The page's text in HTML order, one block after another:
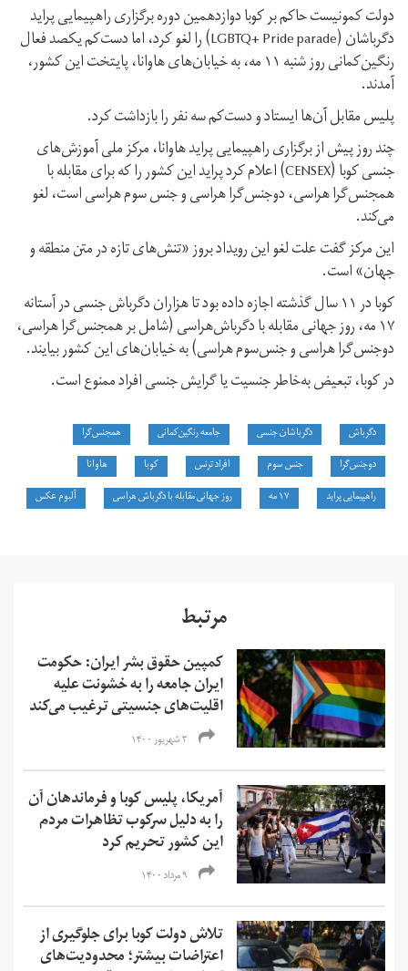
دولت کمونیست حاکم بر کوبا دوازدهمین دوره برگزاری راهپیمایی پراید
دگرباشان (LGBTQ+ Pride parade) را لغو کرد، اما دست‌کم یکصد فعال
رنگین‌کمانی روز شنبه ۱۱ مه، به خیابان‌های هاوانا، پایتخت این کشور،
آمدند.
پلیس مقابل آن‌ها ایستاد و دست‌کم سه نفر را بازداشت کرد.
چند روز پیش از برگزاری راهپیمایی پراید هاوانا، مرکز ملی آموزش‌های
جنسی کوبا (CENSEX) اعلام کرد پراید این کشور را که برای مقابله با
همجنس‌گرا هراسی، دوجنس‌گرا هراسی و جنس‌ سوم هراسی است، لغو
می‌کند.
این مرکز گفت علت لغو این رویداد بروز «تنش‌های تازه در متن منطقه‌ و
جهان» است.
کوبا در ۱۱ سال گذشته اجازه داده بود تا هزاران دگرباش جنسی در آستانه
۱۷ مه، روز جهانی مقابله با دگرباش‌‌هراسی (شامل بر همجنس‌گرا هراسی،
دوجنس‌گرا هراسی و جنس‌سوم هراسی) به خیابان‌های این کشور بیایند.
در کوبا، تبعیض به‌‌خاطر جنسیت یا گرایش جنسی افراد ممنوع است.
دگرباش دگرباشان جنسی جامعه رنگین‌کمانی
همجنس‌گرا
دوجنس‌گرا
جنس سوم افراد ترنس کوبا
هاوانا
راهپیمایی پراید
۱۷ مه روز جهانی مقابله با دگرباش هراسی آلبوم عکس
مرتبط
کمپین حقوق بشر ایران: حکومت
ایران جامعه را به خشونت علیه
اقلیت‌های جنسیتی ترغیب می‌کند
۳ شهریور ۱۴۰۰
آمریکا، پلیس کوبا و فرماندهان آن
را به دلیل سرکوب تظاهرات مردم
این کشور تحریم کرد
۹ مرداد ۱۴۰۰
تلاش دولت کوبا برای جلوگیری از
اعتراضات بیشتر؛ محدودیت‌های